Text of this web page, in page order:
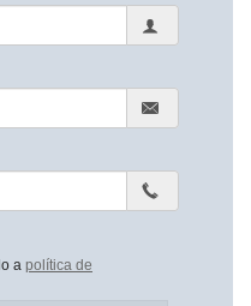
a política de